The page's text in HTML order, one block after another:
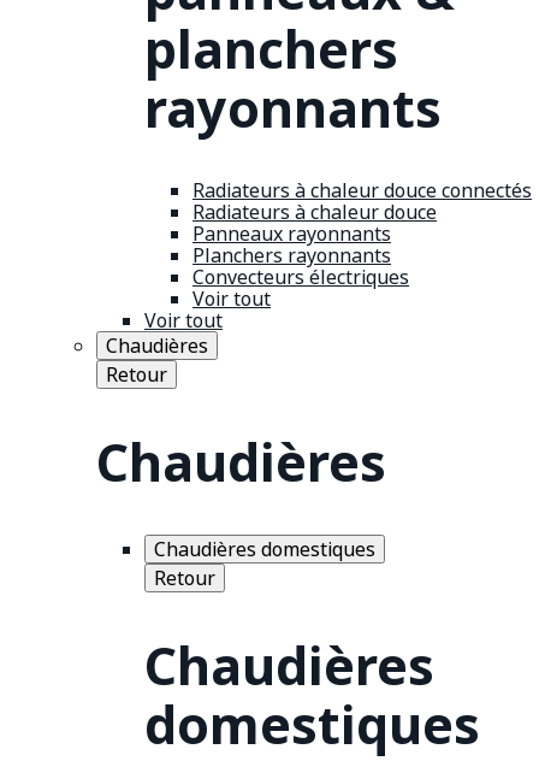
planchers
rayonnants
Radiateurs à chaleur douce connectés
Radiateurs à chaleur douce
Panneaux rayonnants
Planchers rayonnants
Convecteurs électriques
Voir tout
Voir tout
Chaudières
Retour
Chaudières
Chaudières domestiques
Retour
Chaudières
domestiques